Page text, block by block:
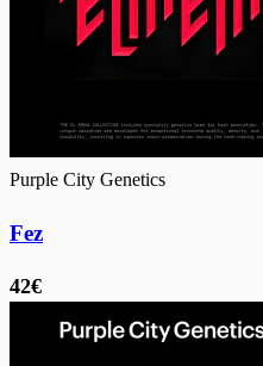
Purple City Genetics
Fez
42€